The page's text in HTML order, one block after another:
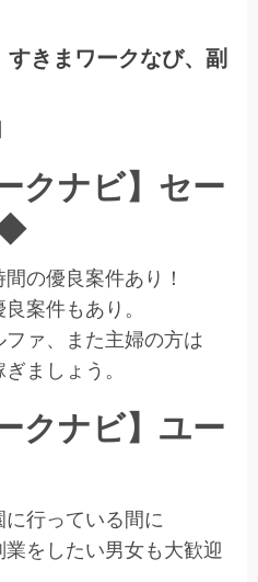
すきまワークなび、副
クナビ】セー
の優良案件あり！
案件もあり。
ァ、また主婦の方は
ましょう。
クナビ】ユー
行っている間に
をしたい男女も大歓迎